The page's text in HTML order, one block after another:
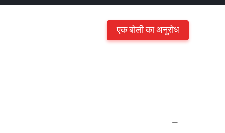
एक बोली का अनुरोध